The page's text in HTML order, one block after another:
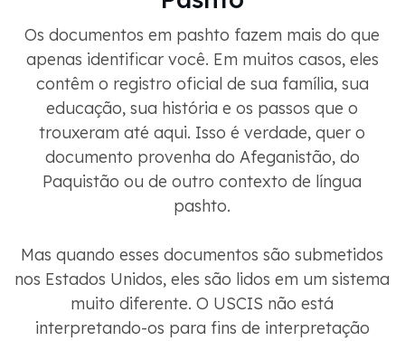
Os documentos em pashto fazem mais do que
apenas identificar você. Em muitos casos, eles
contêm o registro oficial de sua família, sua
educação, sua história e os passos que o
trouxeram até aqui. Isso é verdade, quer o
documento provenha do Afeganistão, do
Paquistão ou de outro contexto de língua
pashto.
Mas quando esses documentos são submetidos
nos Estados Unidos, eles são lidos em um sistema
muito diferente. O USCIS não está
interpretando-os para fins de interpretação